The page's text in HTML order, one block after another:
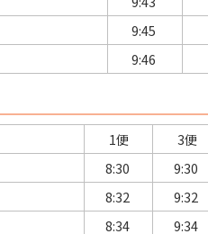
9:45
9:46
1便 3便
8:30 9:30
8:32 9:32
8:34 9:34